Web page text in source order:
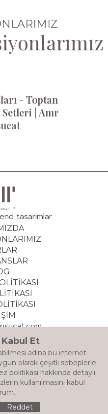
Et
adına bu internet
olarak çeşitli sebeplerle
politikası hakkında detaylı
kullanılmasını kabul
Reddet
- Toptan
Setleri | Amr
tasarımlar
64 04
ŞTİ. – Tüm hakları saklıdır.
CYCLE